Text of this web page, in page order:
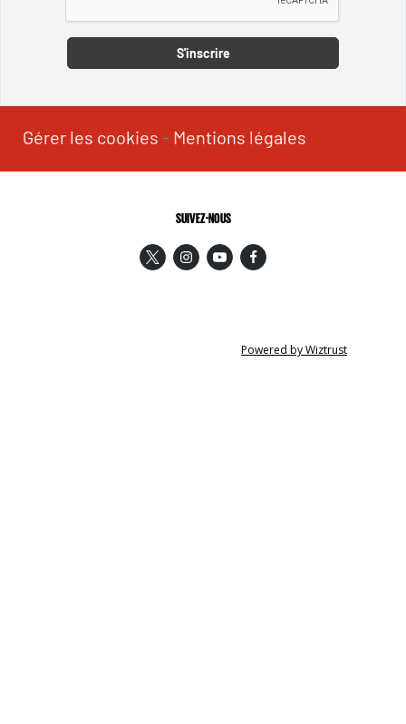
S'inscrire
Gérer les cookies - Mentions légales
SUIVEZ-NOUS
Powered by Wiztrust